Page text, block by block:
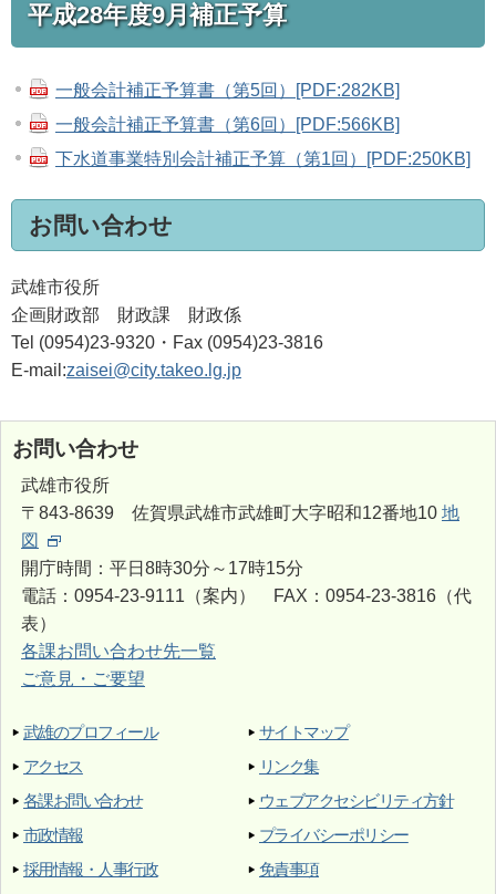
平成28年度9月補正予算
一般会計補正予算書（第5回）[PDF:282KB]
一般会計補正予算書（第6回）[PDF:566KB]
下水道事業特別会計補正予算（第1回）[PDF:250KB]
お問い合わせ
武雄市役所
企画財政部 財政課 財政係
Tel (0954)23-9320・Fax (0954)23-3816
E-mail:zaisei@city.takeo.lg.jp
お問い合わせ
武雄市役所
〒843-8639 佐賀県武雄市武雄町大字昭和12番地10 地
図
開庁時間：平日8時30分～17時15分
電話：0954-23-9111（案内） FAX：0954-23-3816（代
表）
各課お問い合わせ先一覧
ご意見・ご要望
武雄のプロフィール
アクセス
各課お問い合わせ
市政情報
採用情報・人事行政
サイトマップ
リンク集
ウェブアクセシビリティ方針
プライバシーポリシー
免責事項